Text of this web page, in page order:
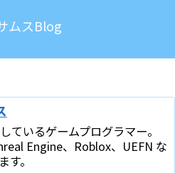
ムスBlog
ているゲームプログラマー。
Engine、Roblox、UEFN な
す。